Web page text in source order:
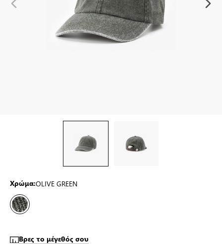
Χρώμα:OLIVE GREEN
Βρες το μέγεθός σου